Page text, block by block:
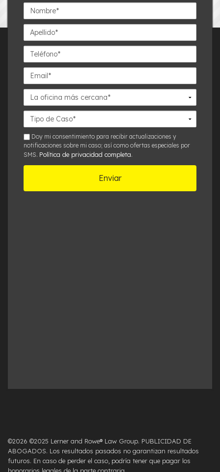
Nombre*
Apellido*
Teléfono*
Email*
La
oficina
más
cercana*
Detalles
del
Caso*
smsDoy mi consentimiento para recibir actualizaciones y
notificaciones sobre mi caso; así como ofertas especiales por
SMS. Política de privacidad completa.
©2026 ©2025 Lerner and Rowe® Law Group. PUBLICIDAD DE
ABOGADOS. Los resultados pasados ​​no garantizan resultados
futuros. En caso de perder el caso, podría tener que pagar los
honorarios legales de la parte contraria.